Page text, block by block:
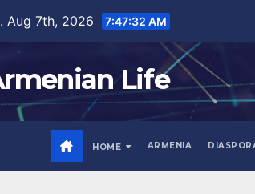
Aug 7th, 2026 7:47:33 AM
Life
HOME ARMENIA